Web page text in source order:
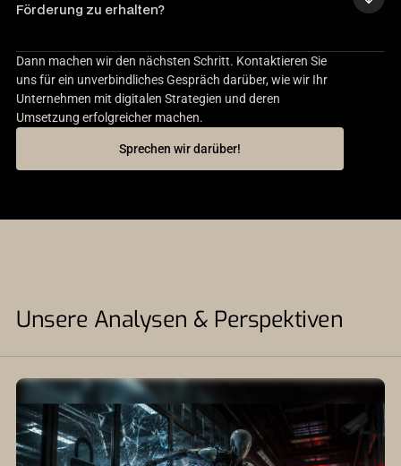
Dann machen wir den nächsten Schritt. Kontaktieren Sie
uns für ein unverbindliches Gespräch darüber, wie wir Ihr
Unternehmen mit digitalen Strategien und deren
Umsetzung erfolgreicher machen.
Sprechen wir darüber!
Förderung zu erhalten?
Unsere Analysen & Perspektiven